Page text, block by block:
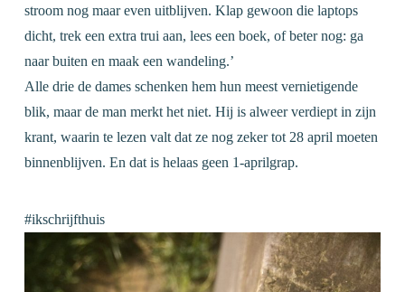
stroom nog maar even uitblijven. Klap gewoon die laptops
dicht, trek een extra trui aan, lees een boek, of beter nog: ga
naar buiten en maak een wandeling.’
Alle drie de dames schenken hem hun meest vernietigende
blik, maar de man merkt het niet. Hij is alweer verdiept in zijn
krant, waarin te lezen valt dat ze nog zeker tot 28 april moeten
binnenblijven. En dat is helaas geen 1-aprilgrap.
#ikschrijfthuis